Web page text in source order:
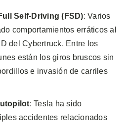
Self-Driving (FSD): Varios
comportamientos erráticos al
del Cybertruck. Entre los
están los giros bruscos sin
e invasión de carriles
: Tesla ha sido
accidentes relacionados